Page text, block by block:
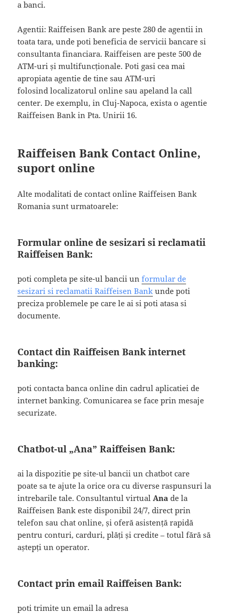
a banci.
Agentii: Raiffeisen Bank are peste 280 de agentii in
toata tara, unde poti beneficia de servicii bancare si
consultanta financiara. Raiffeisen are peste 500 de
ATM-uri și multifuncționale. Poti gasi cea mai
apropiata agentie de tine sau ATM-uri
folosind localizatorul online sau apeland la call
center. De exemplu, in Cluj-Napoca, exista o agentie
Raiffeisen Bank in Pta. Unirii 16.
Raiffeisen Bank Contact Online,
suport online
Alte modalitati de contact online Raiffeisen Bank
Romania sunt urmatoarele:
Formular online de sesizari si reclamatii
Raiffeisen Bank:
poti completa pe site-ul bancii unformular de
sesizari si reclamatii Raiffeisen Bank unde poti
preciza problemele pe care le ai si poti atasa si
documente.
Contact din Raiffeisen Bank internet
banking:
poti contacta banca online din cadrul aplicatiei de
internet banking. Comunicarea se face prin mesaje
securizate.
Chatbot-ul „Ana” Raiffeisen Bank:
ai la dispozitie pe site-ul bancii un chatbot care
poate sa te ajute la orice ora cu diverse raspunsuri la
intrebarile tale. Consultantul virtual Ana de la
Raiffeisen Bank este disponibil 24/7, direct prin
telefon sau chat online, și oferă asistență rapidă
pentru conturi, carduri, plăți și credite – totul fără să
aștepți un operator.
Contact prin email Raiffeisen Bank:
poti trimite un email la adresa